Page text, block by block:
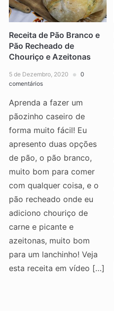
Receita de Pão Branco e
Pão Recheado de
Chouriço e Azeitonas
5 de Dezembro, 2020
0
comentários
Aprenda a fazer um
pãozinho caseiro de
forma muito fácil! Eu
apresento duas opções
de pão, o pão branco,
muito bom para comer
com qualquer coisa, e o
pão recheado onde eu
adiciono chouriço de
carne e picante e
azeitonas, muito bom
para um lanchinho! Veja
esta receita em vídeo […]